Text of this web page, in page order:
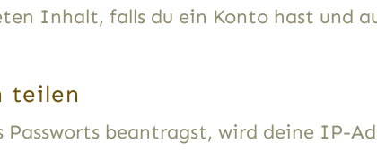
Inhalt, falls du ein Konto hast und
teilen
Passworts beantragst, wird deine IP-